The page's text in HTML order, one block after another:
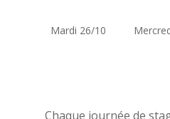
Mardi 26/10
Chaque journée de